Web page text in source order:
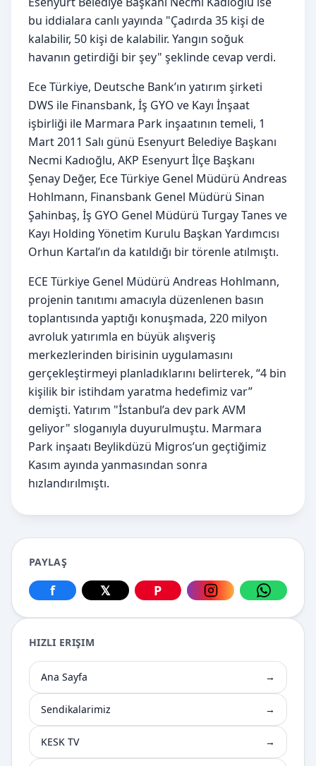
bu iddialara canlı yayında "Çadırda 35 kişi de
kalabilir, 50 kişi de kalabilir. Yangın soğuk
havanın getirdiği bir şey" şeklinde cevap verdi.
Ece Türkiye, Deutsche Bank’ın yatırım şirketi
DWS ile Finansbank, İş GYO ve Kayı İnşaat
işbirliği ile Marmara Park inşaatının temeli, 1
Mart 2011 Salı günü Esenyurt Belediye Başkanı
Necmi Kadıoğlu, AKP Esenyurt İlçe Başkanı
Şenay Değer, Ece Türkiye Genel Müdürü Andreas
Hohlmann, Finansbank Genel Müdürü Sinan
Şahinbaş, İş GYO Genel Müdürü Turgay Tanes ve
Kayı Holding Yönetim Kurulu Başkan Yardımcısı
Orhun Kartal’ın da katıldığı bir törenle atılmıştı.
ECE Türkiye Genel Müdürü Andreas Hohlmann,
projenin tanıtımı amacıyla düzenlenen basın
toplantısında yaptığı konuşmada, 220 milyon
avroluk yatırımla en büyük alışveriş
merkezlerinden birisinin uygulamasını
gerçekleştirmeyi planladıklarını belirterek, “4 bin
kişilik bir istihdam yaratma hedefimiz var”
demişti. Yatırım "İstanbul’a dev park AVM
geliyor" sloganıyla duyurulmuştu. Marmara
Park inşaatı Beylikdüzü Migros’un geçtiğimiz
Kasım ayında yanmasından sonra
hızlandırılmıştı.
PAYLAŞ
Facebook üzerinden paylaş
f
X üzerinden paylaş
𝕏
Pinterest üzerinden paylaş
P
Instagram
HIZLI ERIŞIM
Ana Sayfa →
Sendikalarimiz →
KESK TV →